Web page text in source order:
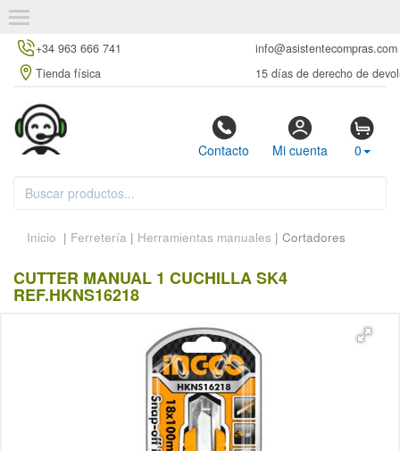
+34 963 666 741
info@asistentecompras.com
Tienda física
15 días de derecho de
Contacto Mi cuenta 0
Inicio | Ferretería | Herramientas manuales | Cortadores
CUTTER MANUAL 1 CUCHILLA SK4
REF.HKNS16218